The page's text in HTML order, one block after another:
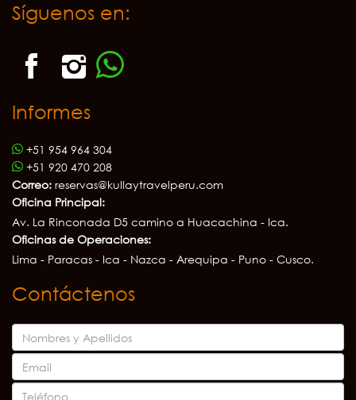
Síguenos en:
Informes
+51 954 964 304
+51 920 470 208
Correo: reservas@kullaytravelperu.com
Oficina Principal:
Av. La Rinconada D5 camino a Huacachina - Ica.
Oficinas de Operaciones:
Lima - Paracas - Ica - Nazca - Arequipa - Puno - Cusco.
Contáctenos